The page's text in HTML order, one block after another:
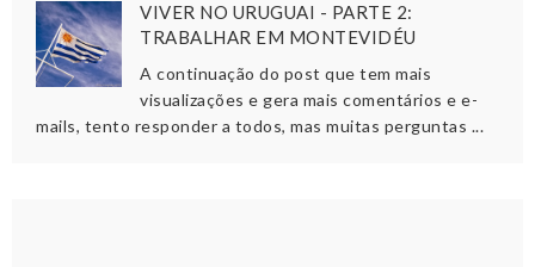
VIVER NO URUGUAI - PARTE 2:
TRABALHAR EM MONTEVIDÉU
A continuação do post que tem mais
visualizações e gera mais comentários e e-
mails, tento responder a todos, mas muitas perguntas ...